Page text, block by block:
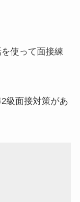
使って面接練
級面接対策があ